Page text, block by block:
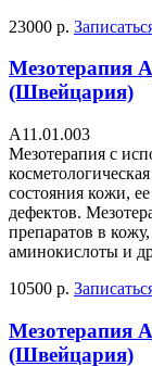
23000 р.
Мезотерапия
(Швейцария)
А11.01.003
Мезотерапия с
состояния кожи,
дефектов.
препаратов в
аминокислоты и
10500 р.
Мезотерапия
(Швейцария)